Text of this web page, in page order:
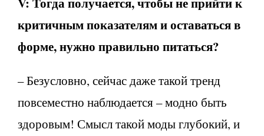
критичным показателям и оставаться в
форме, нужно правильно питаться?
– Безусловно, сейчас даже такой тренд
повсеместно наблюдается – модно быть
здоровым! Смысл такой моды глубокий, и